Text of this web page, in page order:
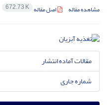
مشاهده مقاله اصل مقاله 672.73 K
مقالات آماده انتشار
شماره جاری